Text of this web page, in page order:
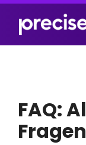
FAQ:
Fragen